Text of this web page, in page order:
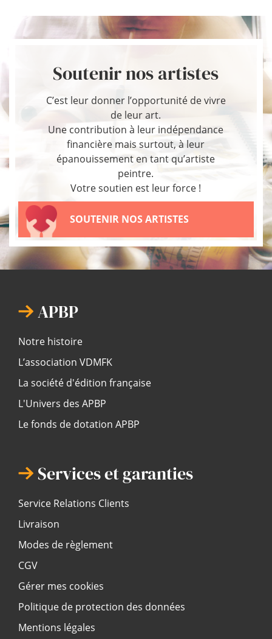
Soutenir nos artistes
C’est leur donner l’opportunité de vivre
de leur art.
Une contribution à leur indépendance
financière mais surtout, à leur
épanouissement en tant qu’artiste
peintre.
Votre soutien est leur force !
SOUTENIR NOS ARTISTES
APBP
Notre histoire
L’association VDMFK
La société d'édition française
L'Univers des APBP
Le fonds de dotation APBP
Services et garanties
Service Relations Clients
Livraison
Modes de règlement
CGV
Gérer mes cookies
Politique de protection des données
Mentions légales